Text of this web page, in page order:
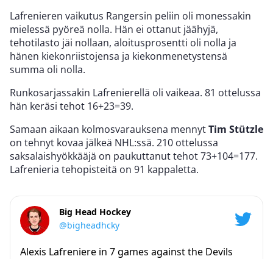
Lafrenieren vaikutus Rangersin peliin oli monessakin
mielessä pyöreä nolla. Hän ei ottanut jäähyjä,
tehotilasto jäi nollaan, aloitusprosentti oli nolla ja
hänen kiekonriistojensa ja kiekonmenetystensä
summa oli nolla.
Runkosarjassakin Lafrenierellä oli vaikeaa. 81 ottelussa
hän keräsi tehot 16+23=39.
Samaan aikaan kolmosvarauksena mennytTim Stützle
on tehnyt kovaa jälkeä NHL:ssä. 210 ottelussa
saksalaishyökkääjä on paukuttanut tehot 73+104=177.
Lafrenieria tehopisteitä on 91 kappaletta.
Big Head Hockey
@bigheadhcky
Alexis Lafreniere in 7 games against the Devils